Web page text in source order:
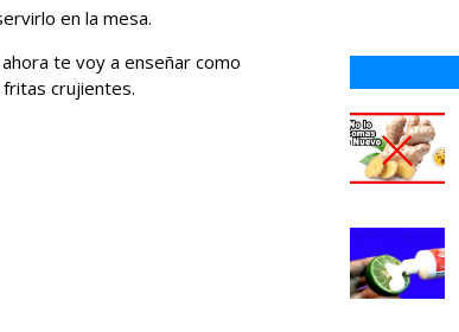
en la mesa.
te voy a enseñar como
crujientes.